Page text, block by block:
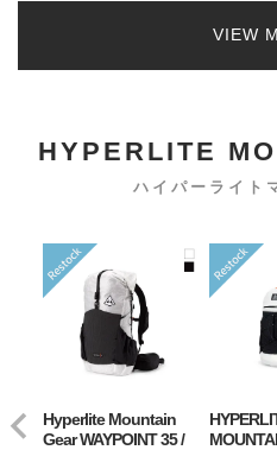
VIEW
HYPERLITE
ハイパーライト
Hyperlite Mountain
Gear WAYPOINT 35 /